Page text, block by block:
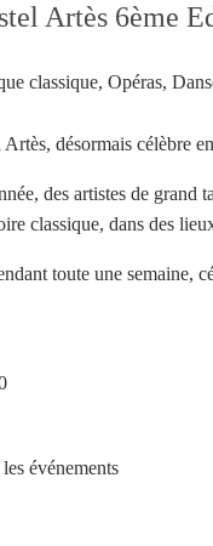
Artès 6ème
classique, Opéras,
désormais célèbre
des artistes de grand
classique, dans des
toute une semaine,
événements